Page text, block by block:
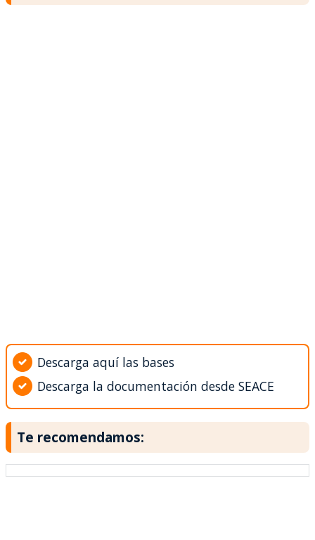
Descarga aquí las bases
Descarga la documentación desde SEACE
Te recomendamos: